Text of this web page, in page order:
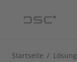
Startseite /